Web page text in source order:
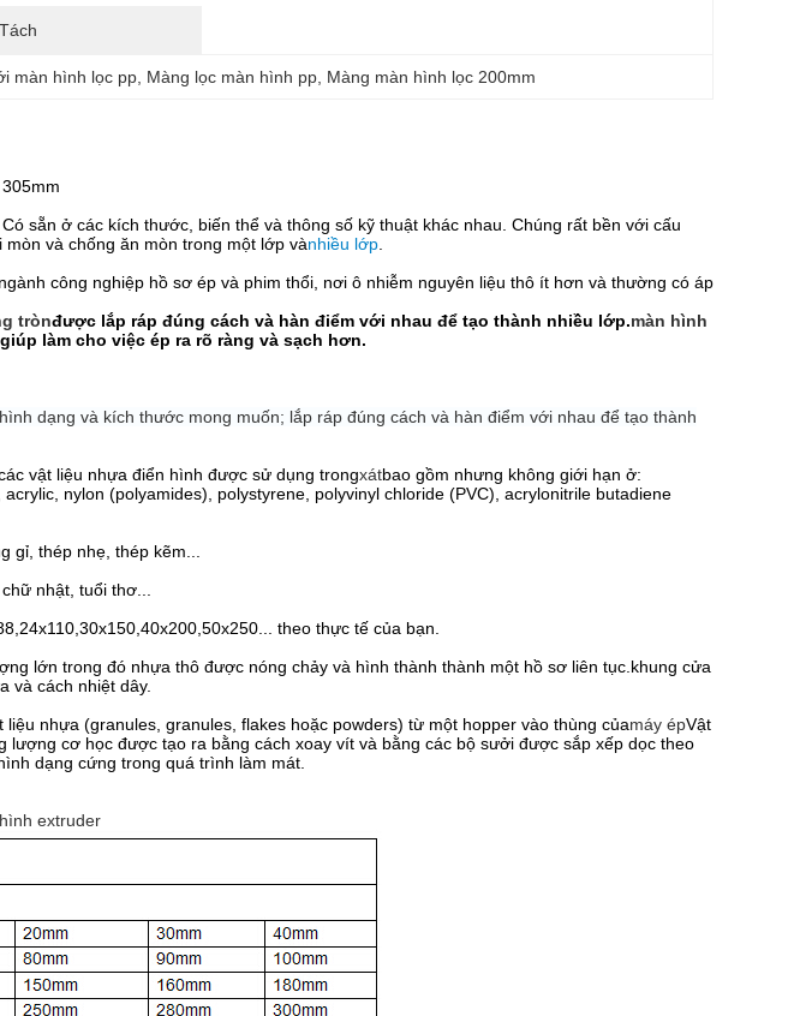
màn hình lọc pp Màng lọc màn hình pp Màng màn hình lọc 200mm
Có sẵn ở các kích thước, biến thể và thông số kỹ thuật khác nhau. Chúng rất bền với cấu
và chống ăn mòn trong một lớp vànhiều lớp
công nghiệp hồ sơ ép và phim thổi, nơi ô nhiễm nguyên liệu thô ít hơn và thường có áp
trònđược lắp ráp đúng cách và hàn điểm với nhau để tạo thành nhiều lớp.màn hình
làm cho việc ép ra rõ ràng và sạch hơn.
dạng và kích thước mong muốn; lắp ráp đúng cách và hàn điểm với nhau để tạo thành
vật liệu nhựa điển hình được sử dụng trongxátbao gồm nhưng không giới hạn ở:
nylon (polyamides), polystyrene, polyvinyl chloride (PVC), acrylonitrile butadiene
gỉ, thép nhẹ, thép kẽm...
nhật, tuổi thơ...
theo thực tế của bạn.
lớn trong đó nhựa thô được nóng chảy và hình thành thành một hồ sơ liên tục.khung cửa
và cách nhiệt dây.
nhựa (granules, granules, flakes hoặc powders) từ một hopper vào thùng củamáy épVật
lượng cơ học được tạo ra bằng cách xoay vít và bằng các bộ sưởi được sắp xếp dọc theo
dạng cứng trong quá trình làm mát.
extruder